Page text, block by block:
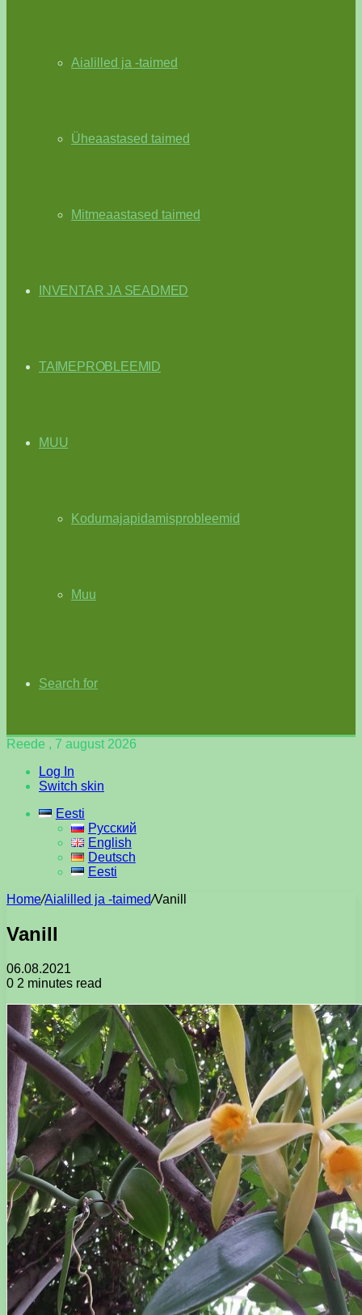
Aialilled ja -taimed
Üheaastased taimed
Mitmeaastased taimed
INVENTAR JA SEADMED
TAIMEPROBLEEMID
MUU
Kodumajapidamisprobleemid
Muu
Search for
Reede , 7 august 2026
Log In
Switch skin
Eesti
Русский
English
Deutsch
Eesti
Home/Aialilled ja -taimed/Vanill
Vanill
06.08.2021
0 2 minutes read